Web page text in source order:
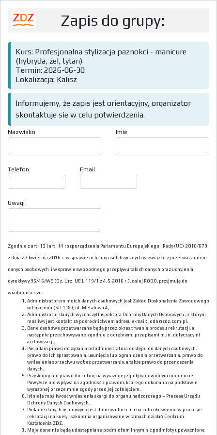
Zapis do grupy:
Kurs: Profesjonalna stylizacja paznokci - manicure
(hybryda, żel, tytan)
Termin: 2026-06-30
Lokalizacja: Kalisz
Informujemy, że zapis jest orientacyjny, organizator
skontaktuje sie w celu potwierdzenia.
Nazwisko Imie
Telefon Email
Uwagi
Zgodnie z art. 13 i art. 14 rozporządzenia Parlamentu Europejskiego i Rady (UE) 2016/679
z dnia 27 kwietnia 2016 r. w sprawie ochrony osób fizycznych w związku z przetwarzaniem
danych osobowych i w sprawie swobodnego przepływu takich danych oraz uchylenia
dyrektywy 95/46/WE (Dz. Urz. UE L 119/1 z 4.5.2016 r.), dalej RODO, przyjmuję do
wiadomości, że:
Administratorem moich danych osobowych jest Zakład Doskonalenia Zawodowego
w Poznaniu (60-118), ul. Metalowa 4,
Administrator danych wyznaczył Inspektora Ochrony Danych Osobowych , z którym
możliwy jest kontakt za pośrednictwem adresu e-mail: iodo@zdz.com.pl,
Dane osobowe przetwarzane będą przez okres trwania procesu rekrutacji, a
następnie przechowywane zgodnie z odrębnymi przepisami m.in. dotyczącymi
archiwizacji,
Posiadam prawo do żądania od administratora dostępu do danych osobowych,
prawo do ich sprostowania, usunięcia lub ograniczenia przetwarzania, prawo do
wniesienia sprzeciwu wobec przetwarzania, a także prawo do przenoszenia
danych,
Przysługuje mi prawo do cofnięcia wyrażonej zgody w dowolnym momencie.
Powyższe nie wpływa na zgodność z prawem, którego dokonano na podstawie
wyrażonej przeze mnie zgody przed jej cofnięciem,
Istnieje możliwość wniesienia skargi do organu nadzorczego – Prezesa Urzędu
Ochrony Danych Osobowych,
Podanie danych osobowych jest dobrowolne i ma na celu ułatwienie w procesie
rekrutacji na kursy i szkolenia organizowane w ramach działań Centrum
Kształcenia ZDZ,
Moje dane nie będą udostępniane podmiotom innym niż podmioty upoważnione